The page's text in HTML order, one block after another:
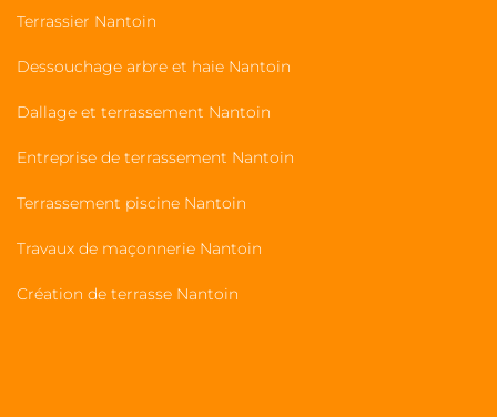
Terrassier Nantoin
Dessouchage arbre et haie Nantoin
Dallage et terrassement Nantoin
Entreprise de terrassement Nantoin
Terrassement piscine Nantoin
Travaux de maçonnerie Nantoin
Création de terrasse Nantoin